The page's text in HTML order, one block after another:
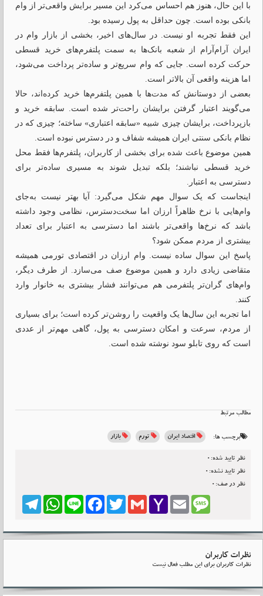
با این حال، هنوز هم احساس می‌کرد این مسیر برایش واقعی‌تر از وام
بانکی بوده است. چون حداقل به پول رسیده بود.
این فقط تجربه او نیست. در سال‌های اخیر، بخشی از بازار وام در
ایران آرام‌آرام از شعبه بانک‌ها به سمت پلتفرم‌های خرید قسطی
حرکت کرده است. جایی که وام سریع‌تر و ساده‌تر پرداخت می‌شود،
اما هزینه واقعی آن بالاتر است.
بعضی از دوستانش که مدت‌ها با همین پلتفرم‌ها خرید کرده‌اند، حالا
می‌گویند اعتبار گرفتن برایشان راحت‌تر شده است. سابقه خرید و
بازپرداخت، برایشان چیزی شبیه «سابقه اعتباری» ساخته؛ چیزی که در
نظام بانکی سنتی ایران همیشه شفاف و در دسترس نبوده است.
همین موضوع باعث شده برای بخشی از کاربران، پلتفرم‌ها فقط محل
خرید قسطی نباشند؛ بلکه تبدیل شوند به مسیری ساده‌تر برای
دسترسی به اعتبار.
اینجاست که یک سوال مهم شکل می‌گیرد: آیا بهتر نیست به‌جای
وام‌هایی با نرخ ظاهراً ارزان اما سخت‌دسترس، نظامی وجود داشته
باشد که نرخ‌ها واقعی‌تر باشند اما دسترسی به اعتبار برای تعداد
بیشتری از مردم ممکن شود؟
پاسخ این سوال ساده نیست. وام ارزان در اقتصادی تورمی همیشه
متقاضی زیادی دارد و همین موضوع صف می‌سازد. از طرف دیگر،
وام‌های گران‌تر پلتفرمی هم می‌توانند فشار بیشتری به خانوار وارد
کنند.
اما تجربه این سال‌ها یک واقعیت را روشن‌تر کرده است؛ برای بسیاری
از مردم، سرعت و امکان دسترسی به پول، گاهی مهم‌تر از عددی
است که روی تابلو سود نوشته شده است.
مطالب مرتبط
برچسب ها: اقتصاد ایران تورم بازار
نظر تایید شده:0
نظر تایید نشده:0
نظر در صف:0
TelegramWhatsApp LineFacebook Twitter Gmail
Yahoo
Email Message
نظرات کاربران
نظرات کاربران برای این مطلب فعال نیست